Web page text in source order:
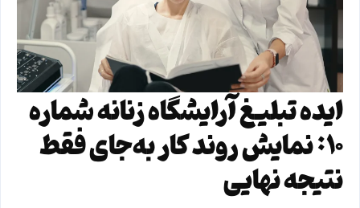
ایده تبلیغ آرایشگاه زنانه شماره
۱۰: نمایش روند کار به‌جای فقط
نتیجه نهایی